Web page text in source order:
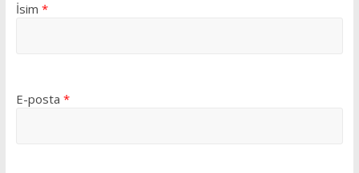
İsim *
E-posta *